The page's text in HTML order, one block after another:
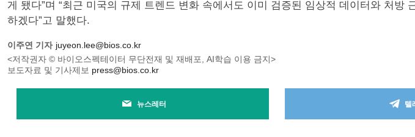
게 됐다”며 “최근 미국의 규제 트렌드 변화 속에서도 이미 검증된 임상적 데이터와 처
하겠다”고 말했다.
이주연 기자 juyeon.lee@bios.co.kr
<저작권자 © 바이오스펙테이터 무단전재 및 재배포, AI학습 이용 금지>
보도자료 및 기사제보 press@bios.co.kr
뉴스레터 텔